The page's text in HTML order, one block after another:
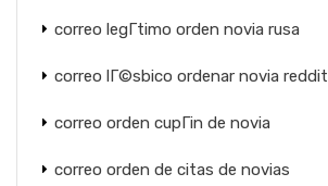
correo legГ­timo orden novia rusa
correo lГ©sbico ordenar novia reddit
correo orden cupГіn de novia
correo orden de citas de novias